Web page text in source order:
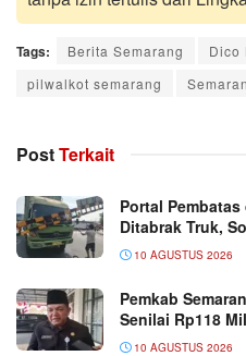
Tags: Berita Semarang
Dico
pilwalkot semarang
PostTerkait
Portal
Ditabrak Truk,
10 AGUSTUS 2026
Pemkab
Senilai Rp118
10 AGUSTUS 2026